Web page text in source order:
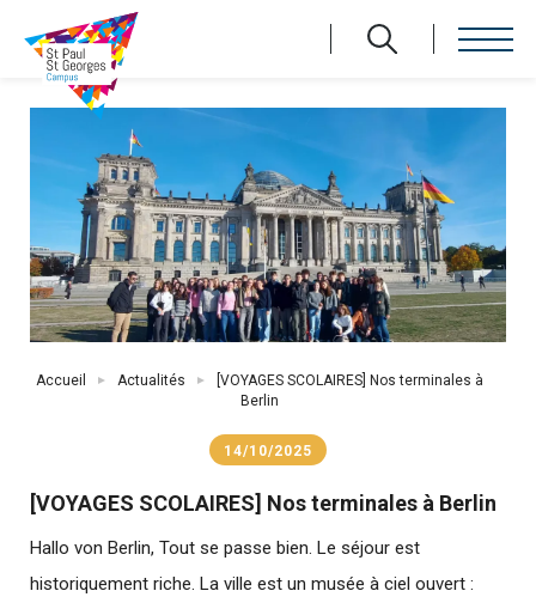
Fil
Accueil Actualités
[VOYAGES SCOLAIRES] Nos terminales à
Berlin
14/10/2025
[VOYAGES SCOLAIRES] Nos terminales à Berlin
Hallo von Berlin, Tout se passe bien. Le séjour est
historiquement riche. La ville est un musée à ciel ouvert :